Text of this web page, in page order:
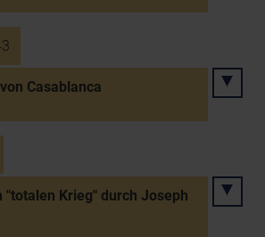
Casablanca
Krieg" durch Joseph